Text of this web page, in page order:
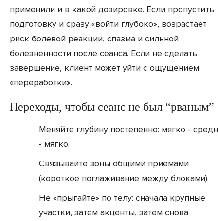
применили и в какой дозировке. Если пропустить
подготовку и сразу «войти глубоко», возрастает
риск болевой реакции, спазма и сильной
болезненности после сеанса. Если не сделать
завершение, клиент может уйти с ощущением
«переработки».
Переходы, чтобы сеанс не был “рваным”
Меняйте глубину постепенно: мягко -
- мягко.
Связывайте зоны общими приёмами
(короткое поглаживание между блоками).
Не «прыгайте» по телу: сначала крупные
участки, затем акценты, затем снова